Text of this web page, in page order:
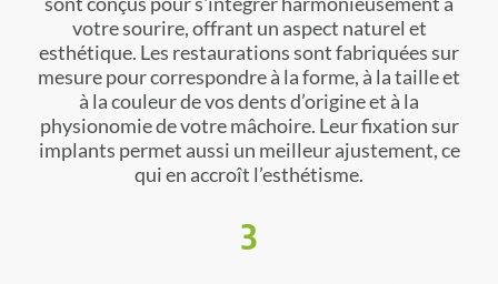
votre sourire, offrant un aspect naturel et
esthétique. Les restaurations sont fabriquées sur
mesure pour correspondre à la forme, à la taille et
à la couleur de vos dents d’origine et à la
physionomie de votre mâchoire. Leur fixation sur
implants permet aussi un meilleur ajustement, ce
qui en accroît l’esthétisme.
3